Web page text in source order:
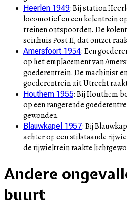
Heerlen 1949:Bij station
locomotief en een kolentrein
treinen ontspoorden. De
seinhuis Post II, dat ontzet
Amersfoort 1954:Een
op het emplacement van
goederentrein. De machinist
goederentrein uit Utrecht
Houthem 1955:Bij Houthem
op een rangerende
gewonden.
Blauwkapel 1957:Bij
achter op een stilstaande
de rijwieltrein raakte
Andere
buurt